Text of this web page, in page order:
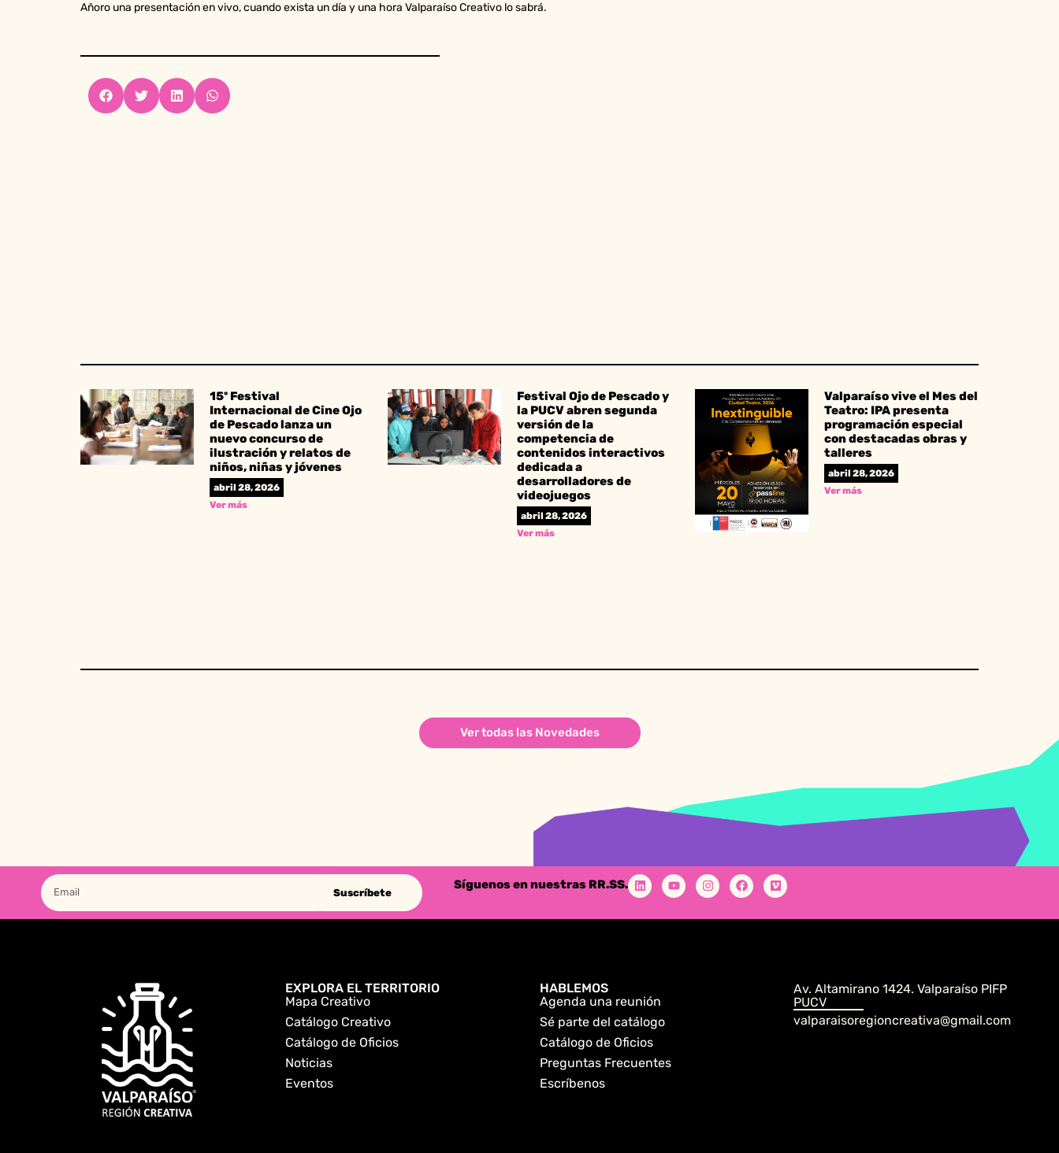
Añoro una presentación en vivo, cuando exista un día y una hora Valparaíso Creativo lo sabrá.
15º Festival
Internacional de Cine Ojo
de Pescado lanza un
nuevo concurso de
ilustración y relatos de
niños, niñas y jóvenes
abril 28, 2026
Ver más
Festival Ojo de Pescado y
la PUCV abren segunda
versión de la
competencia de
contenidos interactivos
dedicada a
desarrolladores de
videojuegos
abril 28, 2026
Ver más
Valparaíso vive el Mes del
Teatro: IPA presenta
programación especial
con destacadas obras y
talleres
abril 28, 2026
Ver más
Ver todas las Novedades
Suscríbete
Síguenos en nuestras RR.SS.
EXPLORA EL TERRITORIO
Mapa Creativo
Catálogo Creativo
Catálogo de Oficios
Noticias
Eventos
HABLEMOS
Agenda una reunión
Sé parte del catálogo
Catálogo de Oficios
Preguntas Frecuentes
Escríbenos
Av. Altamirano 1424. Valparaíso PIFP
PUCV
valparaisoregioncreativa@gmail.com